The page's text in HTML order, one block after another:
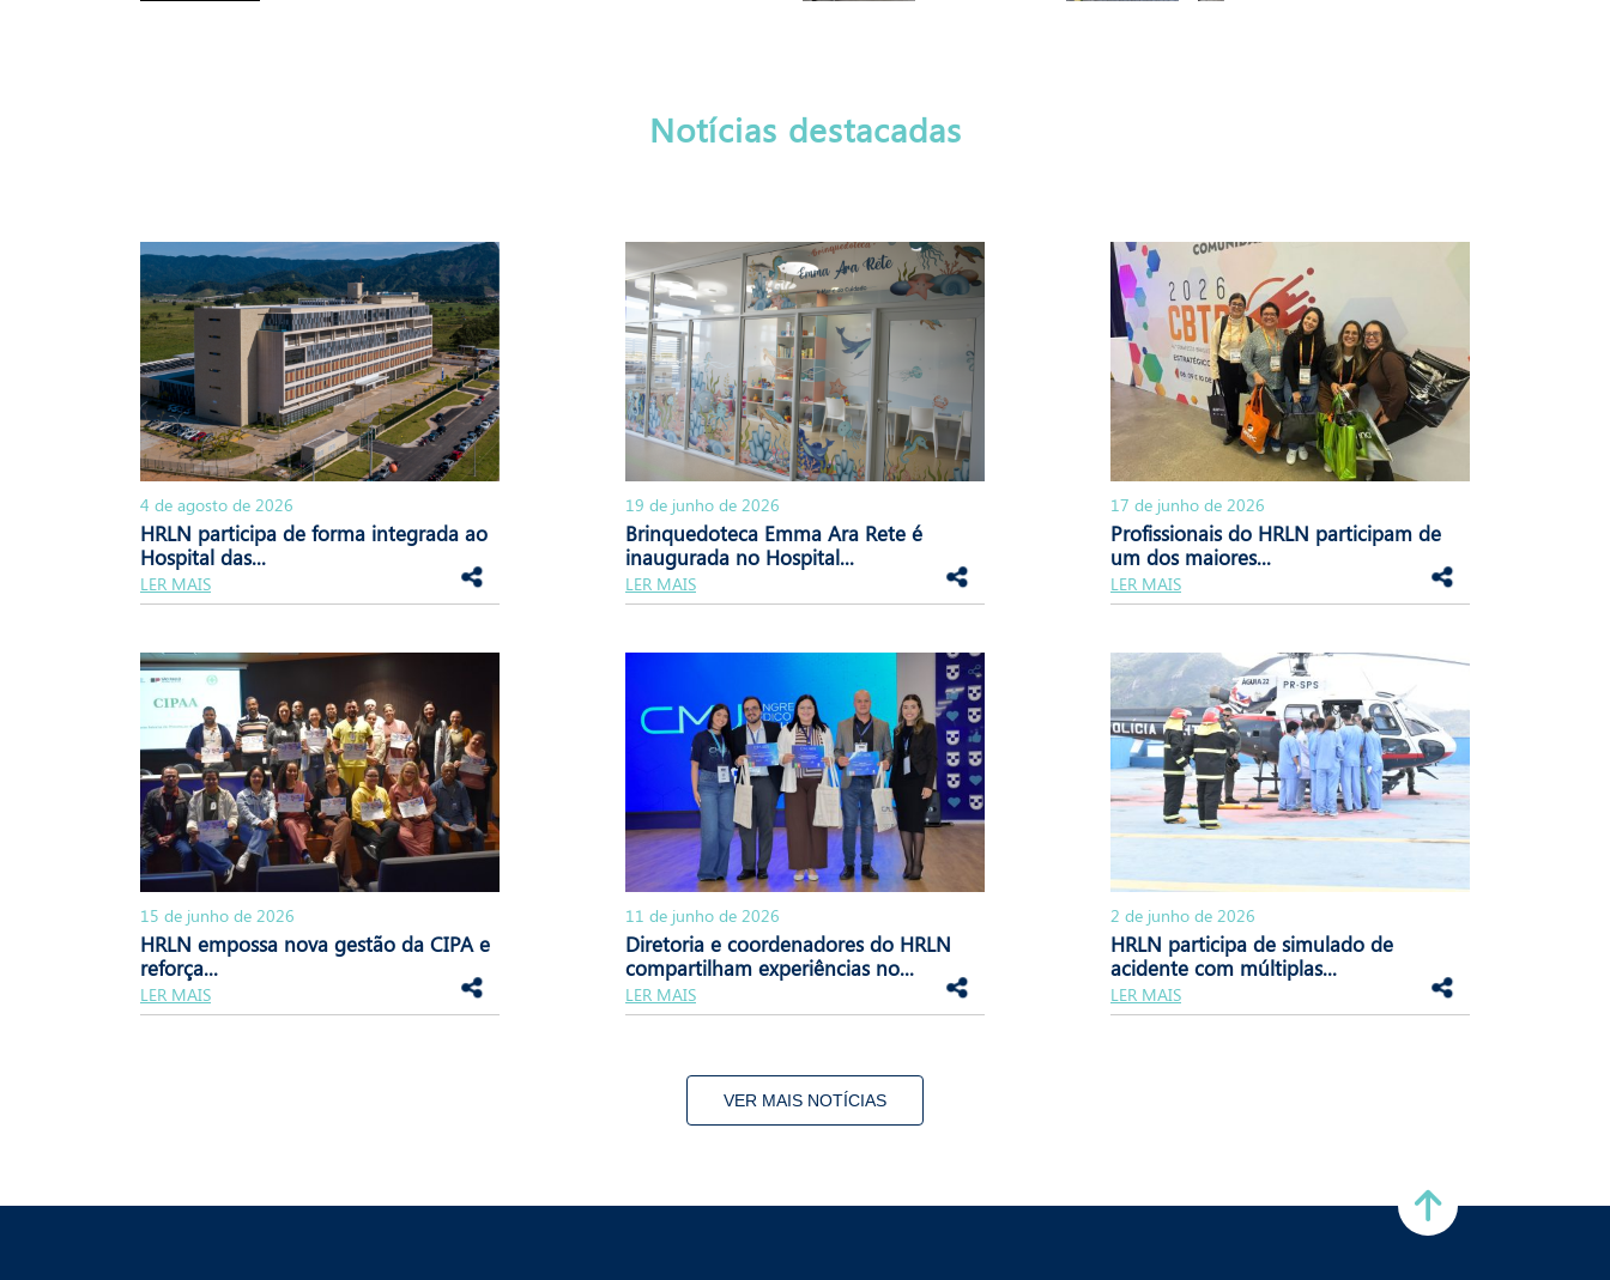
Notícias destacadas
4 de agosto de 2026
HRLN participa de forma integrada ao
Hospital das...
LER MAIS
19 de junho de 2026
Brinquedoteca Emma Ara Rete é
inaugurada no Hospital...
LER MAIS
17 de junho de 2026
Profissionais do HRLN participam de
um dos maiores...
LER MAIS
15 de junho de 2026
HRLN empossa nova gestão da CIPA e
reforça...
LER MAIS
11 de junho de 2026
Diretoria e coordenadores do HRLN
compartilham experiências no...
LER MAIS
2 de junho de 2026
HRLN participa de simulado de
acidente com múltiplas...
LER MAIS
VER MAIS NOTÍCIAS